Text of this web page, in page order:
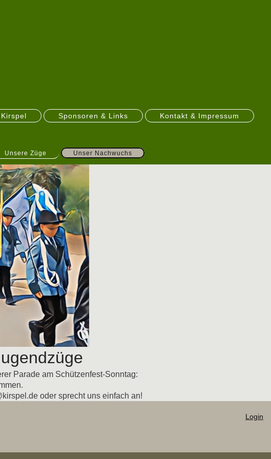
Sponsoren & Links Kontakt & Impressum
Unsere Züge Unser Nachwuchs
Parade am Schützenfest-Sonntag:
oder sprecht uns einfach an!
Login